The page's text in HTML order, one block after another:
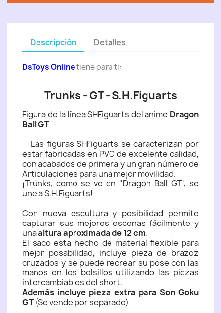
Descripción Detalles
DsToys Onlinetiene para ti:
Trunks - GT - S.H.Figuarts
Figura de la línea SHFiguarts del anime Dragon
Ball GT
Las figuras SHFiguarts se caracterizan por
estar fabricadas en PVC de excelente calidad,
con acabados de primera y un gran número de
Articulaciones para una mejor movilidad.
¡Trunks, como se ve en "Dragon Ball GT", se
une a S.H.Figuarts!
Con nueva escultura y posibilidad permite
capturar sus mejores escenas fácilmente y
unaaltura aproximada de 12 cm.
El saco esta hecho de material flexible para
mejor posabilidad, incluye pieza de brazoz
cruzados y se puede recrear su pose con las
manos en los bolsillos utilizando las piezas
intercambiables del short.
Además incluye pieza extra para Son Goku
GT (Se vende por separado)